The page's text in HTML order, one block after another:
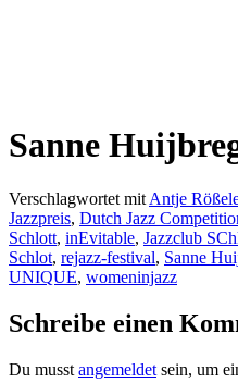
Sanne
Verschlagwortet mit Antje
Jazzpreis, Dutch Jazz
Schlott, inEvitable, Jazzclub
Schlot, rejazz-festival, Sanne
UNIQUE, womeninjazz
Schreibe einen
Du musst angemeldet sein, um